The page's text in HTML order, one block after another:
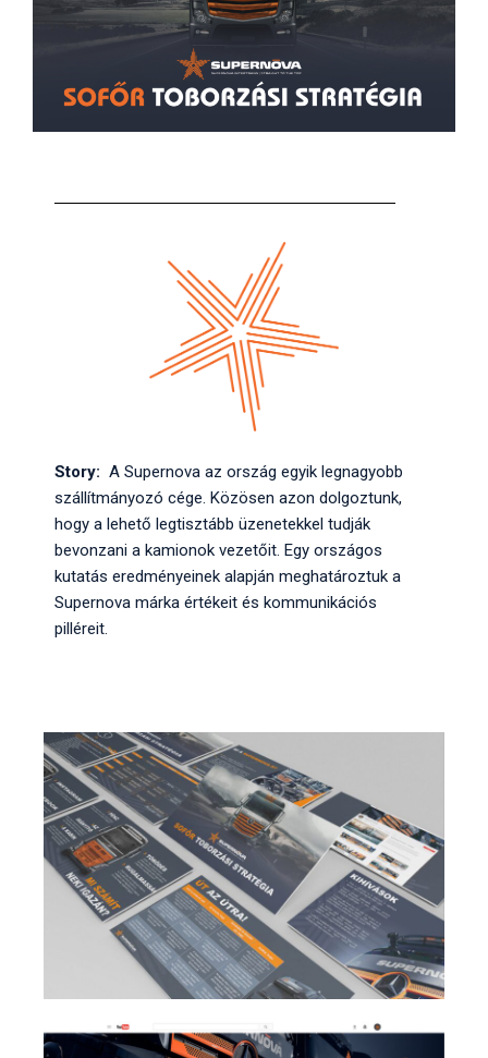
Story: A Supernova az ország egyik legnagyobb
szállítmányozó cége. Közösen azon dolgoztunk,
hogy a lehető legtisztább üzenetekkel tudják
bevonzani a kamionok vezetőit. Egy országos
kutatás eredményeinek alapján meghatároztuk a
Supernova márka értékeit és kommunikációs
pilléreit.